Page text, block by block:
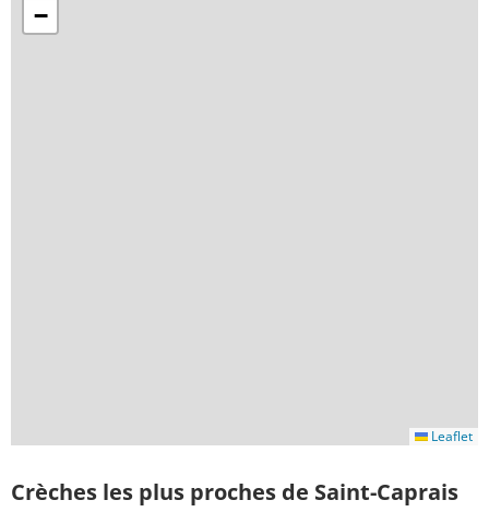
−
Leaflet
Crèches les plus proches de Saint-Caprais